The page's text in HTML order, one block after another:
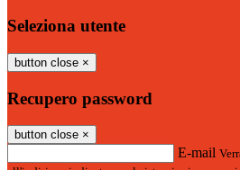
Seleziona utente
button close ×
Recupero password
button close ×
E-mail